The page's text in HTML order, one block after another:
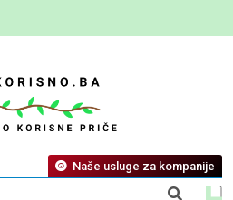
Korisno
Korisne PričeNaše usluge za kompanije